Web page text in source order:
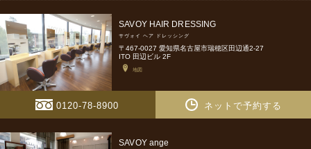
SAVOY HAIR DRESSING
サヴォイ ヘア ドレッシング
〒467-0027 愛知県名古屋市瑞穂区田辺通2-27
ITO 田辺ビル 2F
地図
0120-78-8900 ネットで予約する
SAVOY ange